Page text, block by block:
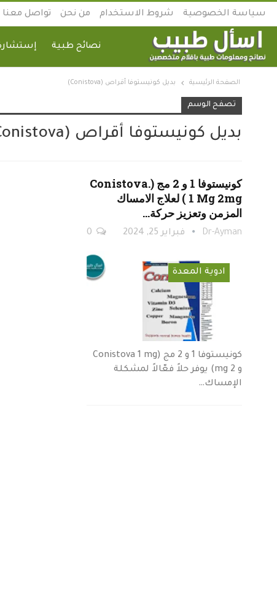
سياسة الخصوصية شروط الاستخدام من نحن تواصل معنا
نصائح طبية
الصفحة الرئيسية بديل كونيستوفا أقراص (Conistova)
تصفح الوسم
بديل كونيستوفا أقراص (Conistova)
كونيستوفا 1 و 2 مج (.Conistova
1 Mg 2mg ) لعلاج الامساك
المزمن وتعزيز حركة…
Dr-Ayman فبراير 25, 2024
ادوية المعدة
كونيستوفا 1 و 2 مج (Conistova 1 mg
و 2 mg) يوفر حلاً فعّالاً لمشكلة
الإمساك…